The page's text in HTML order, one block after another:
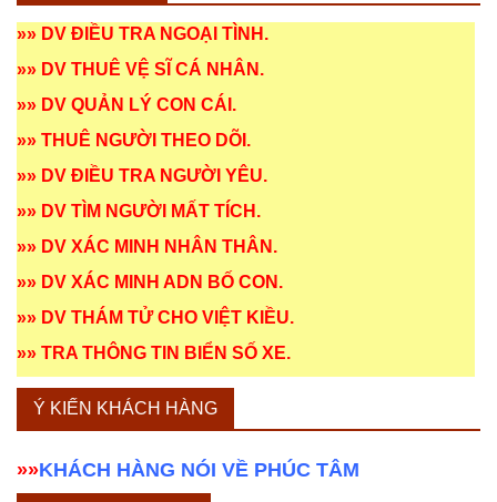
»» DV ĐIỀU TRA NGOẠI TÌNH .
»» DV THUÊ VỆ SĨ CÁ NHÂN .
»» DV QUẢN LÝ CON CÁI .
»» THUÊ NGƯỜI THEO DÕI .
»» DV ĐIỀU TRA NGƯỜI YÊU.
»» DV TÌM NGƯỜI MẤT TÍCH .
»» DV XÁC MINH NHÂN THÂN .
»» DV XÁC MINH ADN BỐ CON .
»» DV THÁM TỬ CHO VIỆT KIỀU.
»» TRA THÔNG TIN BIỂN SỐ XE.
Ý KIẾN KHÁCH HÀNG
»»KHÁCH HÀNG NÓI VỀ PHÚC TÂM